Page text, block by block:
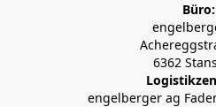
Büro:
6362
engelberger ag